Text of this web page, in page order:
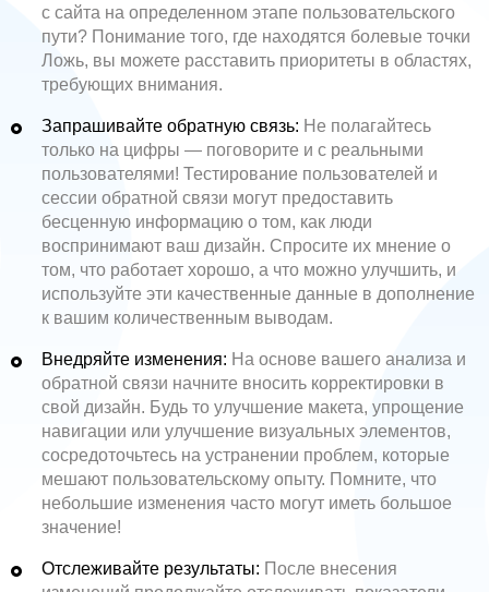
с сайта на определенном этапе пользовательского
пути? Понимание того, где находятся болевые точки
Ложь, вы можете расставить приоритеты в областях,
требующих внимания.
Запрашивайте обратную связь: Не полагайтесь
только на цифры — поговорите и с реальными
пользователями! Тестирование пользователей и
сессии обратной связи могут предоставить
бесценную информацию о том, как люди
воспринимают ваш дизайн. Спросите их мнение о
том, что работает хорошо, а что можно улучшить, и
используйте эти качественные данные в дополнение
к вашим количественным выводам.
Внедряйте изменения: На основе вашего анализа и
обратной связи начните вносить корректировки в
свой дизайн. Будь то улучшение макета, упрощение
навигации или улучшение визуальных элементов,
сосредоточьтесь на устранении проблем, которые
мешают пользовательскому опыту. Помните, что
небольшие изменения часто могут иметь большое
значение!
Отслеживайте результаты: После внесения